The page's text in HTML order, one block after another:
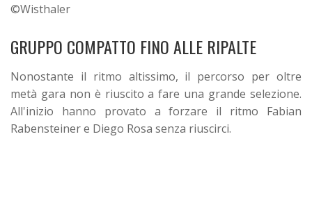
©Wisthaler
GRUPPO COMPATTO FINO ALLE RIPALTE
Nonostante il ritmo altissimo, il percorso per oltre
metà gara non è riuscito a fare una grande selezione.
All'inizio hanno provato a forzare il ritmo Fabian
Rabensteiner e Diego Rosa senza riuscirci.